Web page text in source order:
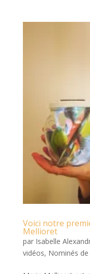
Voici notre
Mellioret
par Isabelle
vidéos, Nominés de